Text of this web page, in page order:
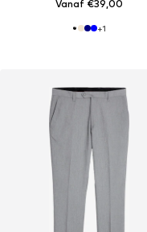
Vanaf €39,00
+1